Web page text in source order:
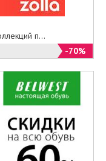
п...
-70%